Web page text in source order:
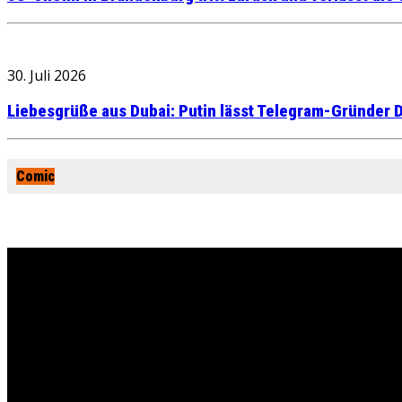
30. Juli 2026
Liebesgrüße aus Dubai: Putin lässt Telegram-Gründer
Comic